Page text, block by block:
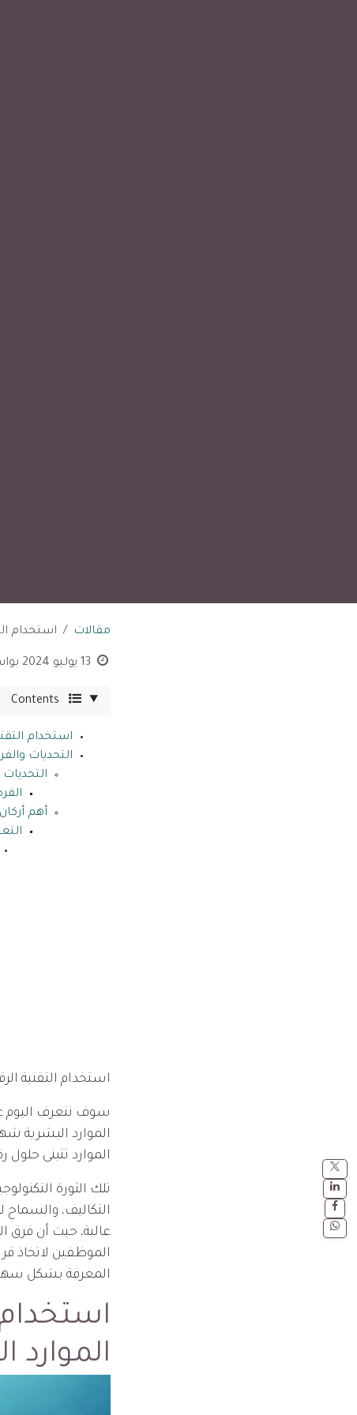
مقالات استخدام
13 يوليو 2024
Contents
استخدام
التحديات
التحديات
أهم
استخدام التقنية
سوف نتعرف اليوم
الموارد البشرية
الموارد تتبنى
تلك الثورة
التكاليف،
عالية، حيث أن فرق
الموظفين لاتخاذ
المعرفة بشكل سهل
استخدام
الموارد